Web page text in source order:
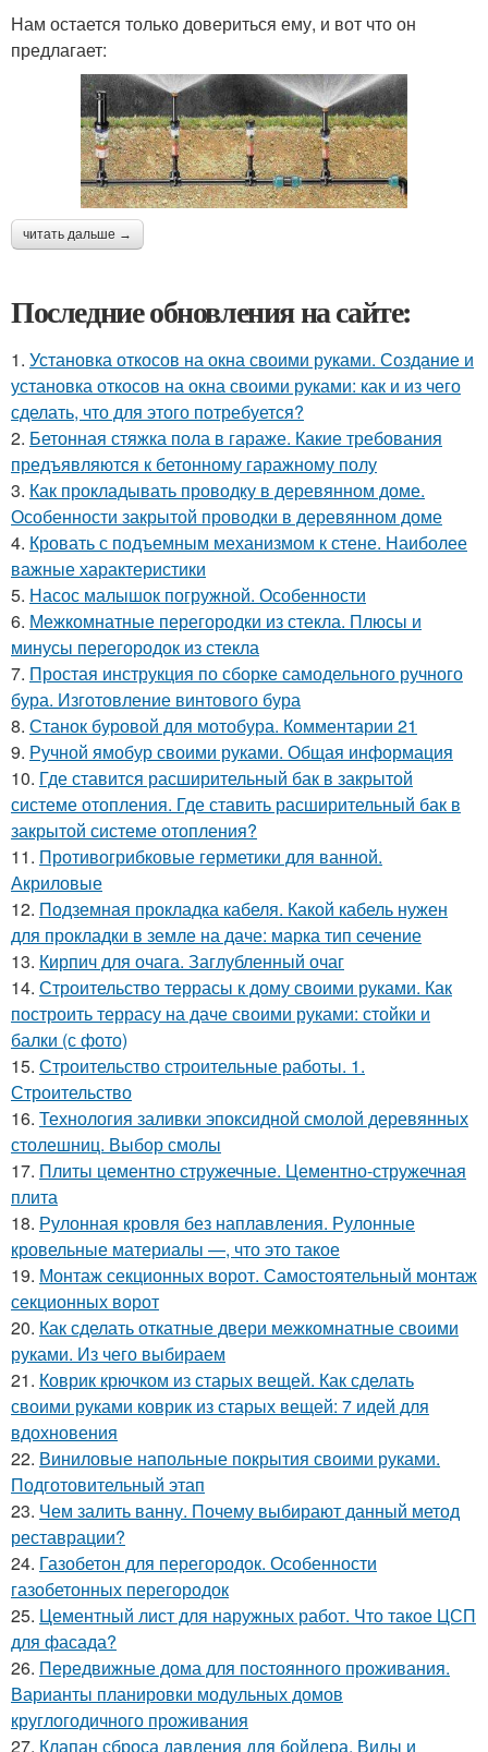
Нам остается только довериться ему, и вот что он
предлагает:
читать дальше →
Последние обновления на сайте:
1. Установка откосов на окна своими руками. Создание и
установка откосов на окна своими руками: как и из чего
сделать, что для этого потребуется?
2. Бетонная стяжка пола в гараже. Какие требования
предъявляются к бетонному гаражному полу
3. Как прокладывать проводку в деревянном доме.
Особенности закрытой проводки в деревянном доме
4. Кровать с подъемным механизмом к стене. Наиболее
важные характеристики
5. Насос малышок погружной. Особенности
6. Межкомнатные перегородки из стекла. Плюсы и
минусы перегородок из стекла
7. Простая инструкция по сборке самодельного ручного
бура. Изготовление винтового бура
8. Станок буровой для мотобура. Комментарии 21
9. Ручной ямобур своими руками. Общая информация
10. Где ставится расширительный бак в закрытой
системе отопления. Где ставить расширительный бак в
закрытой системе отопления?
11. Противогрибковые герметики для ванной.
Акриловые
12. Подземная прокладка кабеля. Какой кабель нужен
для прокладки в земле на даче: марка тип сечение
13. Кирпич для очага. Заглубленный очаг
14. Строительство террасы к дому своими руками. Как
построить террасу на даче своими руками: стойки и
балки (с фото)
15. Строительство строительные работы. 1.
Строительство
16. Технология заливки эпоксидной смолой деревянных
столешниц. Выбор смолы
17. Плиты цементно стружечные. Цементно-стружечная
плита
18. Рулонная кровля без наплавления. Рулонные
кровельные материалы —, что это такое
19. Монтаж секционных ворот. Самостоятельный монтаж
секционных ворот
20. Как сделать откатные двери межкомнатные своими
руками. Из чего выбираем
21. Коврик крючком из старых вещей. Как сделать
своими руками коврик из старых вещей: 7 идей для
вдохновения
22. Виниловые напольные покрытия своими руками.
Подготовительный этап
23. Чем залить ванну. Почему выбирают данный метод
реставрации?
24. Газобетон для перегородок. Особенности
газобетонных перегородок
25. Цементный лист для наружных работ. Что такое ЦСП
для фасада?
26. Передвижные дома для постоянного проживания.
Варианты планировки модульных домов
круглогодичного проживания
27. Клапан сброса давления для бойлера. Виды и